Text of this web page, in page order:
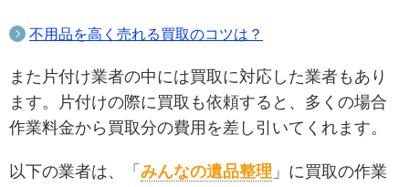
不用品を高く売れる買取のコツは？
また片付け業者の中には買取に対応した業者もあり
ます。片付けの際に買取も依頼すると、多くの場合
作業料金から買取分の費用を差し引いてくれます。
以下の業者は、「 みんなの遺品整理 」に買取の作業